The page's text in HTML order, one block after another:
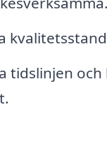
tidslinjen